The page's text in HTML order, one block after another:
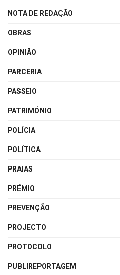
NOTA DE REDAÇÃO
OBRAS
OPINIÃO
PARCERIA
PASSEIO
PATRIMÓNIO
POLÍCIA
POLÍTICA
PRAIAS
PRÉMIO
PREVENÇÃO
PROJECTO
PROTOCOLO
PUBLIREPORTAGEM